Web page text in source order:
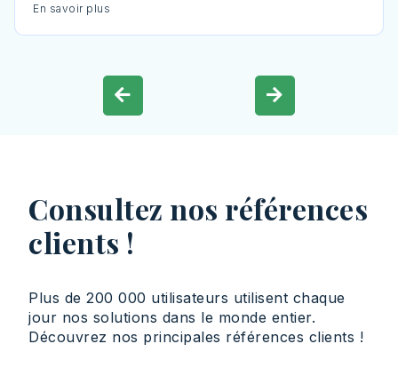
En savoir plus
Consultez nos références
clients !
Plus de 200 000 utilisateurs utilisent chaque
jour nos solutions dans le monde entier.
Découvrez nos principales références clients !